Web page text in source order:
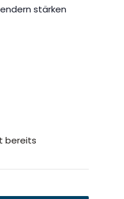
stärken
bereits